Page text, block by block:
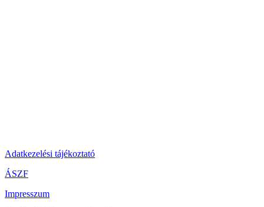
Adatkezelési tájékoztató
ÁSZF
Impresszum